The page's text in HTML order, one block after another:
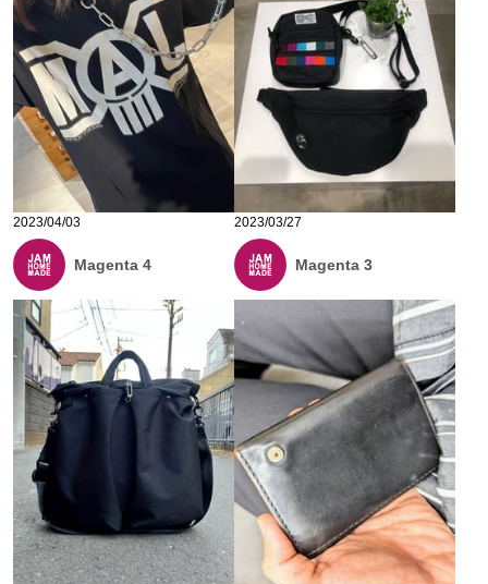
2023/04/03
Magenta 4
2023/03/27
Magenta 3